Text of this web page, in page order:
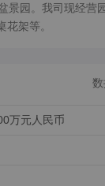
景园。我司现经营
架等。
万元人民币